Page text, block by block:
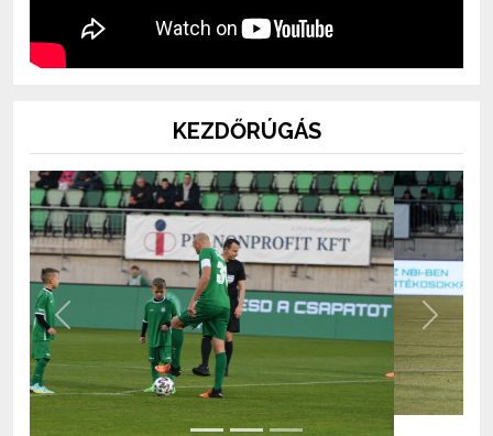
KEZDŐRÚGÁS
Previous Next